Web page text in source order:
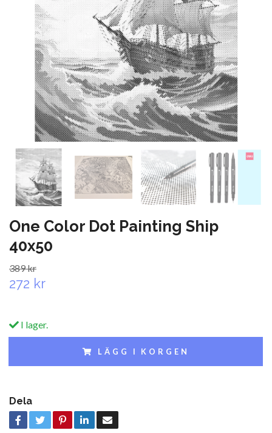
One Color Dot Painting Ship
40x50
389 kr
272 kr
I lager.
LÄGG I KORGEN
Dela